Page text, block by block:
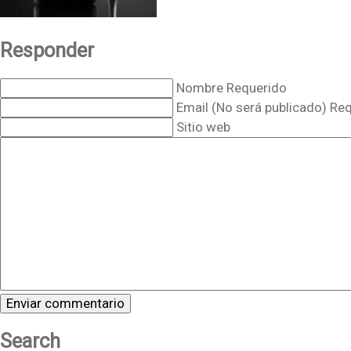
Responder
Nombre Requerido
Email (No será publicado)
Sitio web
Search